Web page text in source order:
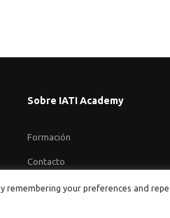
Sobre IATI Academy
Formación
Contacto
your preferences and